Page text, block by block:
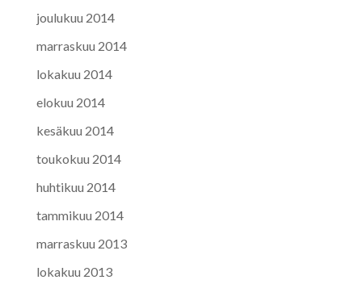
joulukuu 2014
marraskuu 2014
lokakuu 2014
elokuu 2014
kesäkuu 2014
toukokuu 2014
huhtikuu 2014
tammikuu 2014
marraskuu 2013
lokakuu 2013